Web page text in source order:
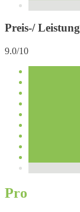
Preis-/
9.0/10
Pro